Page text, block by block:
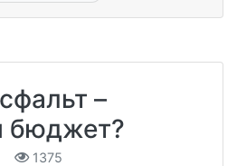
–
бюджет?
1375